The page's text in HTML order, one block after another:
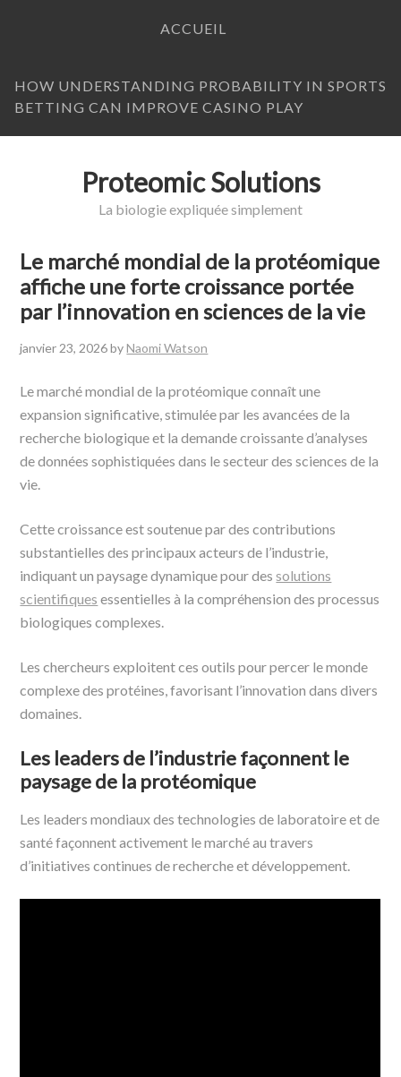
ACCUEIL
HOW UNDERSTANDING PROBABILITY IN SPORTS
BETTING CAN IMPROVE CASINO PLAY
Proteomic Solutions
La biologie expliquée simplement
Le marché mondial de la protéomique
affiche une forte croissance portée
par l’innovation en sciences de la vie
janvier 23, 2026byNaomi Watson
Le marché mondial de la protéomique connaît une
expansion significative, stimulée par les avancées de la
recherche biologique et la demande croissante d’analyses
de données sophistiquées dans le secteur des sciences de la
vie.
Cette croissance est soutenue par des contributions
substantielles des principaux acteurs de l’industrie,
indiquant un paysage dynamique pour dessolutions
scientifiques essentielles à la compréhension des processus
biologiques complexes.
Les chercheurs exploitent ces outils pour percer le monde
complexe des protéines, favorisant l’innovation dans divers
domaines.
Les leaders de l’industrie façonnent le
paysage de la protéomique
Les leaders mondiaux des technologies de laboratoire et de
santé façonnent activement le marché au travers
d’initiatives continues de recherche et développement.